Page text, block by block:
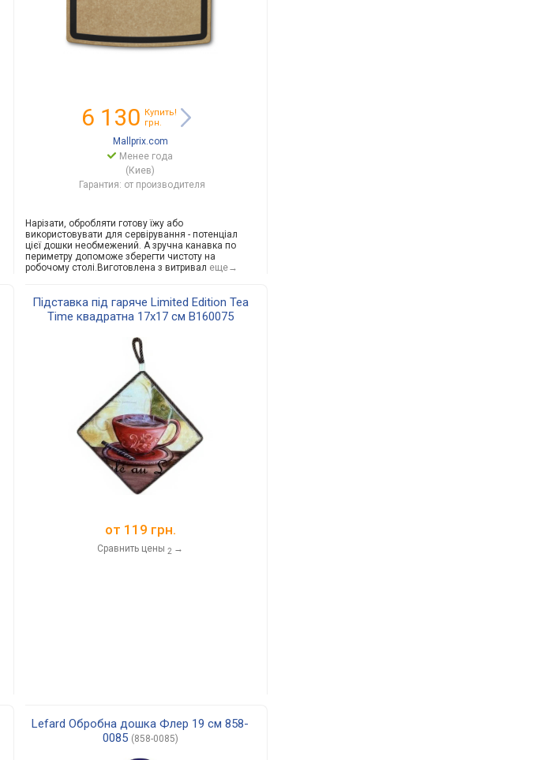
6 130 Купить!
грн.
Mallprix.com
Менее года
(Киев)
Гарантия: от производителя
Нарізати, обробляти готову їжу або
використовувати для сервірування - потенціал
цієї дошки необмежений. А зручна канавка по
периметру допоможе зберегти чистоту на
робочому столі.Виготовлена з витривал еще→
Підставка під гаряче Limited Edition Tea
Time квадратна 17х17 см B160075
от 119 грн.
Сравнить цены 2 →
Lefard Обробна дошка Флер 19 см 858-
0085 (858-0085)